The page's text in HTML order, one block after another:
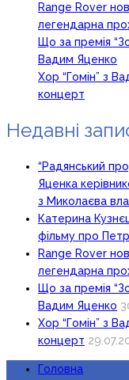
Range Rover
легендарна
Що за премія
Вадим Яценко
Хор “Гомін” з
концерт
Недавні
“Радянський
Яценка
з Миколаєва
Катерина
фільму про
Range Rover
легендарна
Що за премія
Вадим Яценко
Хор “Гомін” з
концерт
Головна